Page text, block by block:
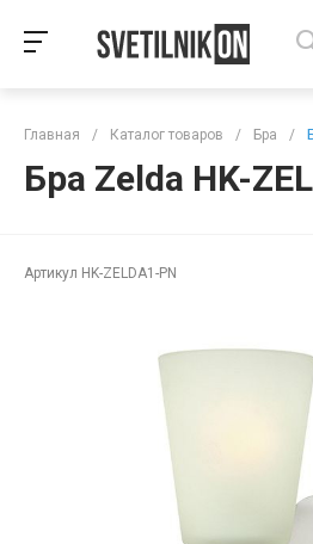
Главная / Каталог товаров / Бра /
Бра Zelda HK-
Артикул HK-ZELDA1-PN